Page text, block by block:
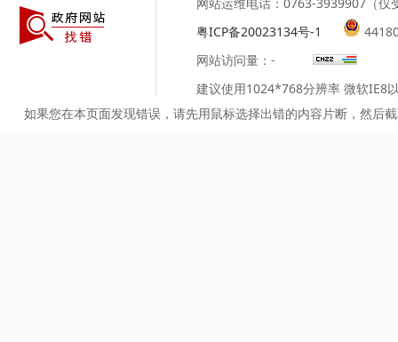
粤ICP备20023134号-1
网站访问量： -
建议使用1024*768分辨率 微软IE8
如果您在本页面发现错误，请先用鼠标选择出错的内容片断，然后